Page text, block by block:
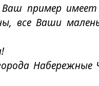
пример имеет
Ваши
Набережные